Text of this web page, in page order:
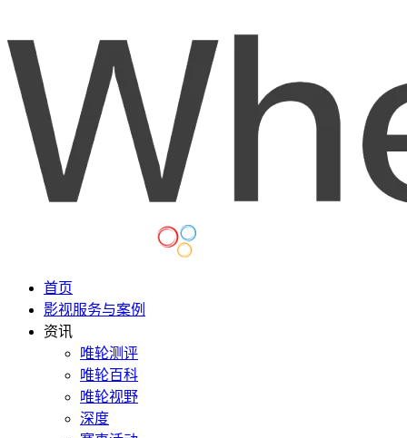
首页
影视服务与案例
资讯
唯轮测评
唯轮百科
唯轮视野
深度